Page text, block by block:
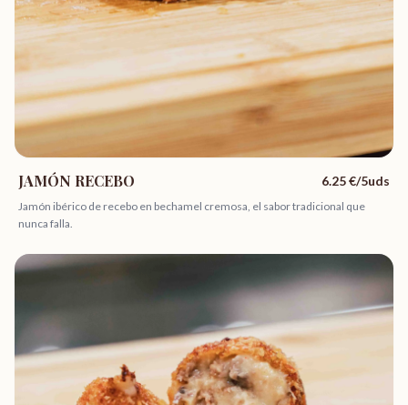
JAMÓN RECEBO 6.25€/5uds
Jamón ibérico de recebo en bechamel cremosa, el sabor tradicional que
nunca falla.